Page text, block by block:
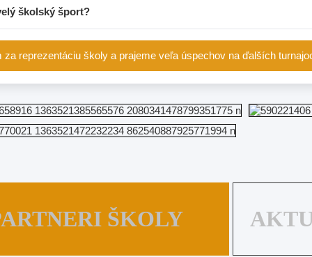
školský šport?
reprezentáciu školy a prajeme veľa úspechov na ďalších
ŠKOLY